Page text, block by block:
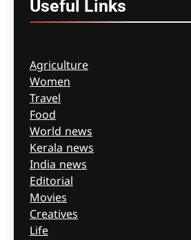
Useful Links
Agriculture
Women
Travel
Food
World news
Kerala news
India news
Editorial
Movies
Creatives
Life